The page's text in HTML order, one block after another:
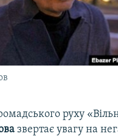
руху
звертає увагу на